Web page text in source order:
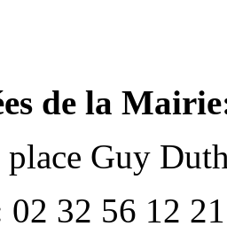
de la
place Guy
02 32 56 12 21